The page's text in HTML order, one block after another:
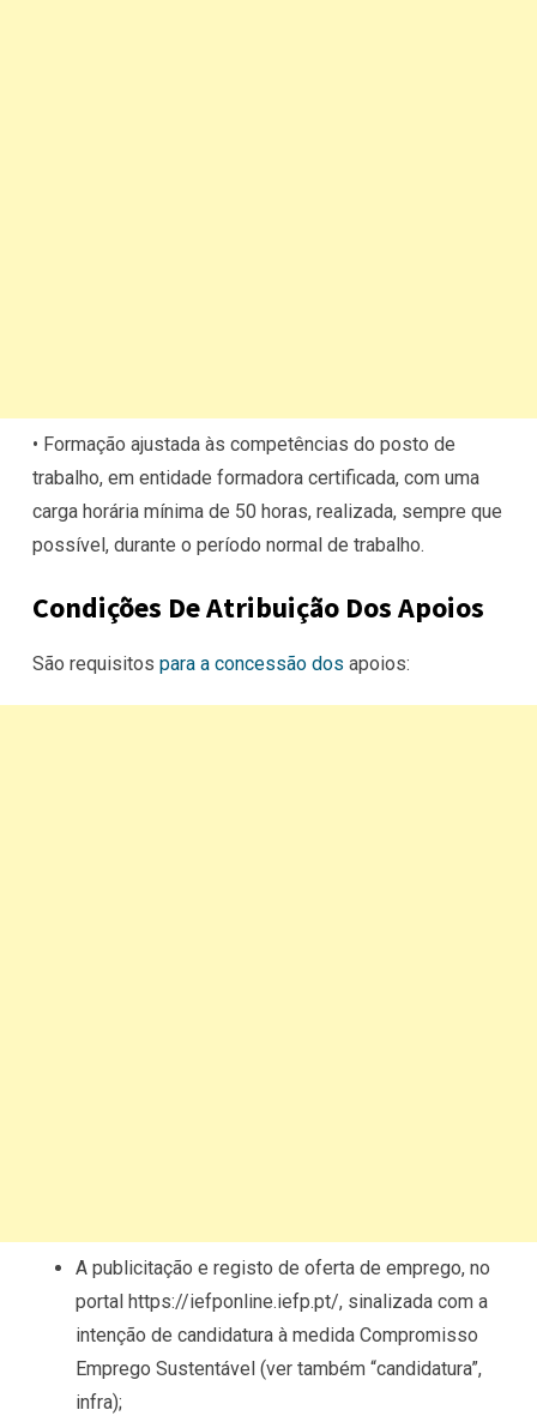
• Formação ajustada às competências do posto de
trabalho, em entidade formadora certificada, com uma
carga horária mínima de 50 horas, realizada, sempre que
possível, durante o período normal de trabalho.
Condições De Atribuição Dos Apoios
São requisitos para a concessão dos apoios:
A publicitação e registo de oferta de emprego, no
portal https://iefponline.iefp.pt/, sinalizada com a
intenção de candidatura à medida Compromisso
Emprego Sustentável (ver também “candidatura”,
infra);